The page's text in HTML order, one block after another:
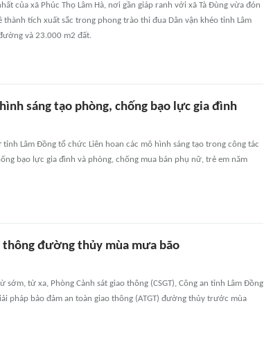
của xã Phúc Thọ Lâm Hà, nơi gần giáp ranh với xã Tà Đùng vừa đón
thành tích xuất sắc trong phong trào thi đua Dân vận khéo tỉnh Lâm
và 23.000 m2 đất.
sáng tạo phòng, chống bạo lực gia đình
tỉnh Lâm Đồng tổ chức Liên hoan các mô hình sáng tạo trong công tác
bạo lực gia đình và phòng, chống mua bán phụ nữ, trẻ em năm
thông đường thủy mùa mưa bão
từ xa, Phòng Cảnh sát giao thông (CSGT), Công an tỉnh Lâm Đồng
pháp bảo đảm an toàn giao thông (ATGT) đường thủy trước mùa